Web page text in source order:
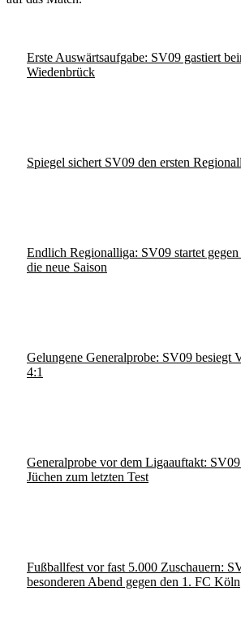
Erste Auswärtsaufgabe: SV09 gastiert
Wiedenbrück
Spiegel sichert SV09 den ersten
Endlich Regionalliga: SV09 startet gegen
die neue Saison
Gelungene Generalprobe: SV09 besiegt
4:1
Generalprobe vor dem Ligaauftakt:
Jüchen zum letzten Test
Fußballfest vor fast 5.000 Zuschauern:
besonderen Abend gegen den 1. FC Köln